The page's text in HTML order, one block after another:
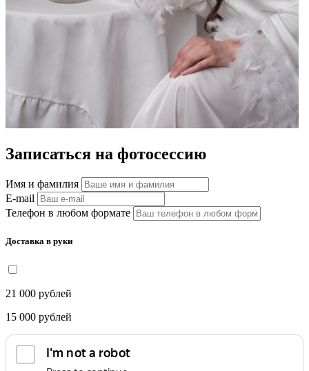
Записаться на фотосессию
Имя и фамилия
E-mail
Телефон в любом формате
Доставка в руки
21 000 рублей
15 000 рублей